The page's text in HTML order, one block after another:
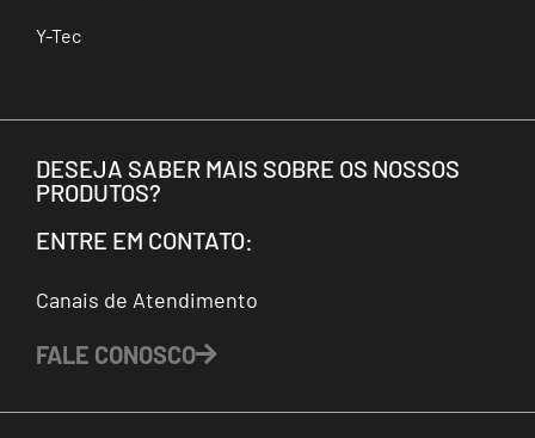
Y-Tec
DESEJA SABER MAIS SOBRE OS NOSSOS
PRODUTOS?
ENTRE EM CONTATO:
Canais de Atendimento
FALE CONOSCO